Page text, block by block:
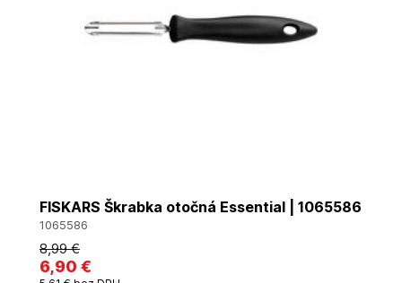
FISKARS Škrabka otočná Essential | 1065586
1065586
8,99 €
6,90 €